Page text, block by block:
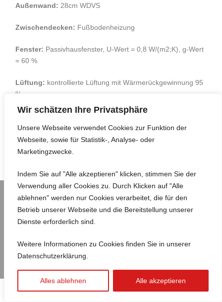
Wir schätzen Ihre Privatsphäre
Unsere Webseite verwendet Cookies zur Funktion der
Webseite, sowie für Statistik-, Analyse- oder
Marketingzwecke.
Indem Sie auf "Alle akzeptieren" klicken, stimmen Sie der
Verwendung aller Cookies zu. Durch Klicken auf "Alle
ablehnen" werden nur Cookies verarbeitet, die für den
Betrieb unserer Webseite und die Bereitstellung unserer
Dienste erforderlich sind.
Weitere Informationen zu Cookies finden Sie in unserer
Datenschutzerklärung.
Alles ablehnen Alle akzeptieren
Außenwand: 28cm WDVS
Zwischendecken: Fußbodenheizung
Fenster: Passivhausfenster, U-Wert = 0,8 W/(m2;K), g-Wert
= 60 %
Lüftung: kontrollierte Lüftung mit Wärmerückgewinnung 95
%
Pelletheizung
2023-2024 © Atelier a3
Betreuung durch Verde Consulting GmbH